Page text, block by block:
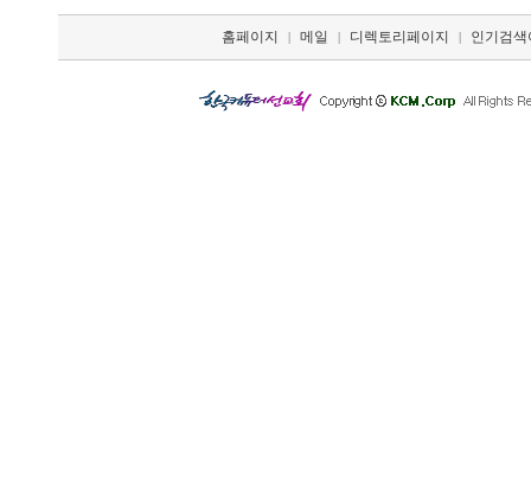
홈페이지 | 메일 | 디렉토리페이지 | 인기검색